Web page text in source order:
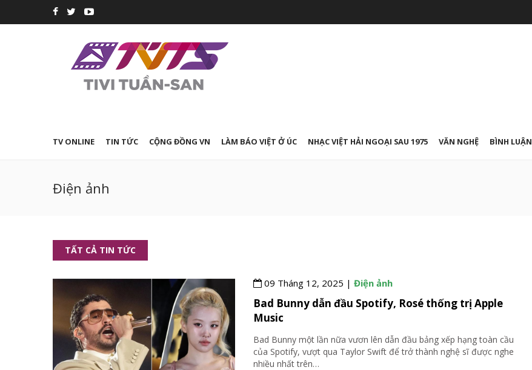
TV ONLINE TIN TỨC CỘNG ĐỒNG VN LÀM BÁO VIỆT Ở ÚC NHẠC VIỆT HẢI NGOẠI SAU 1975 VĂN NGHỆ BÌNH LUẬN
Điện ảnh
TẤT CẢ TIN TỨC
09 Tháng 12, 2025 |Điện ảnh
Bad Bunny dẫn đầu Spotify, Rosé thống trị Apple
Music
Bad Bunny một lần nữa vươn lên dẫn đầu bảng xếp hạng toàn cầu
của Spotify, vượt qua Taylor Swift để trở thành nghệ sĩ được nghe
nhiều nhất trên…